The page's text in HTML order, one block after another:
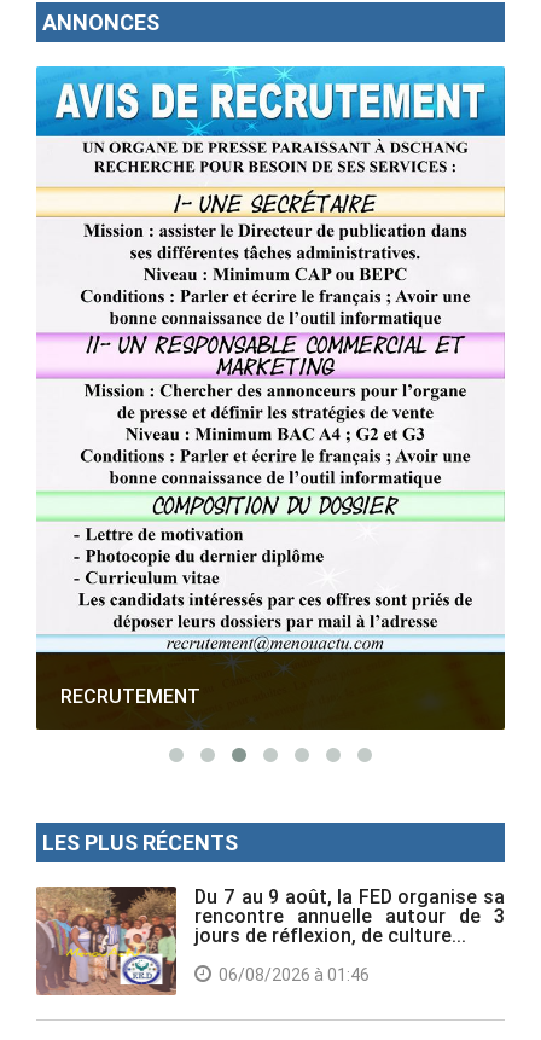
ANNONCES
RECRUTEMENT
LES PLUS RÉCENTS
Du 7 au 9 août, la FED organise sa
rencontre annuelle autour de 3
jours de réflexion, de culture...
06/08/2026 à 01:46